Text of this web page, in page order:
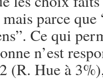
parce que
Ce qui
n’est
(R. Hue à